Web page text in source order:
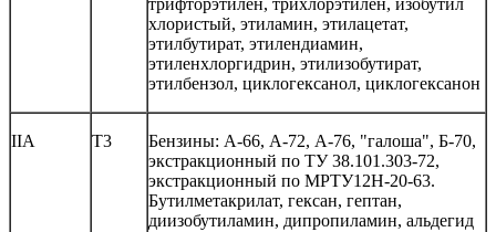
трифторэтилен, трихлорэтилен, изобутил
хлористый, этиламин, этилацетат,
этилбутират, этилендиамин,
этиленхлоргидрин, этилизобутират,
этилбензол, циклогексанол, циклогексанон
IIА Т3
Бензины: А-66, А-72, А-76, "галоша", Б-70,
экстракционный по ТУ 38.101.303-72,
экстракционный по МРТУ12Н-20-63.
Бутилметакрилат, гексан, гептан,
диизобутиламин, дипропиламин, альдегид